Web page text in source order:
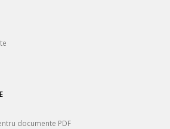
documente PDF